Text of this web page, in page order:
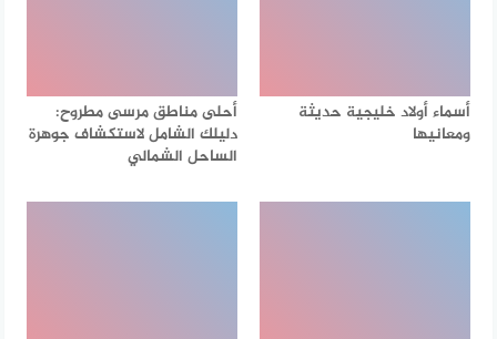
أسماء أولاد خليجية حديثة
ومعانيها
أحلى مناطق مرسى مطروح:
دليلك الشامل لاستكشاف جوهرة
الساحل الشمالي